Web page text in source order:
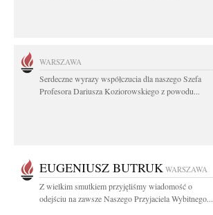
WARSZAWA
Serdeczne wyrazy współczucia dla naszego Szefa
Profesora Dariusza Koziorowskiego z powodu...
EUGENIUSZ BUTRUK WARSZAWA
Z wielkim smutkiem przyjęliśmy wiadomość o
odejściu na zawsze Naszego Przyjaciela Wybitnego...